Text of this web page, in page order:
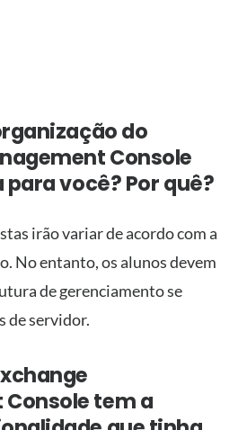
do
Console
você? Por quê?
irão variar de acordo com a
No entanto, os alunos devem
de gerenciamento se
de servidor.
tem a